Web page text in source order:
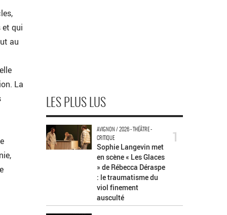
et qui
au
La
LES PLUS LUS
AVIGNON / 2026 - THÉÂTRE -
CRITIQUE
Sophie Langevin met
en scène « Les Glaces
» de Rébecca Déraspe
: le traumatisme du
viol finement
ausculté
1